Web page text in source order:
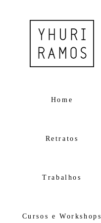
Home
Retratos
Trabalhos
Cursos e Workshops